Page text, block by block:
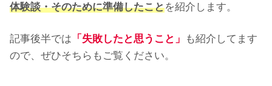
体験談・そのために準備したことを紹介します。
記事後半では 「失敗したと思うこと」
も紹介してます
ので、ぜひそちらもご覧ください。